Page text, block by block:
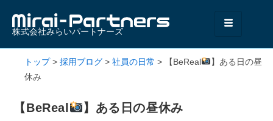
株式会社みらいパートナーズ
トップ> 採用ブログ > 社員の日常 > 【BeReal
】ある日の昼
休み
【BeReal 】ある日の昼休み